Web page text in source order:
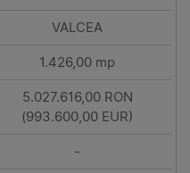
VALCEA
1.426,00 mp
5.027.616,00 RON
(993.600,00 EUR)
-